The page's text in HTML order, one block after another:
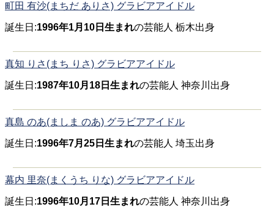
町田 有沙(まちだ ありさ) グラビアアイドル
誕生日:1996年1月10日生まれの芸能人 栃木出身
真知 りさ(まち りさ) グラビアアイドル
誕生日:1987年10月18日生まれの芸能人 神奈川出身
真島 のあ(ましま のあ) グラビアアイドル
誕生日:1996年7月25日生まれの芸能人 埼玉出身
幕内 里奈(まくうち りな) グラビアアイドル
誕生日:1996年10月17日生まれの芸能人 神奈川出身